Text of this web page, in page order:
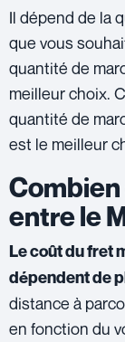
Il dépend de la
que vous
quantité de
meilleur choix.
quantité de
est le meilleur
entre le
Le coût du fret
dépendent de
distance à
en fonction du